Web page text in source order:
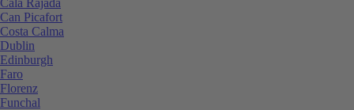
Can Picafort
Costa Calma
Dublin
Edinburgh
Faro
Florenz
Funchal